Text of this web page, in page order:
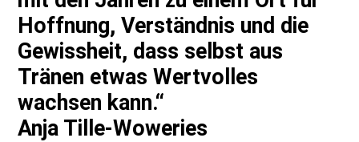
Hoffnung, Verständnis und die
Gewissheit, dass selbst aus
Tränen etwas Wertvolles
wachsen kann.“
Anja Tille-Woweries